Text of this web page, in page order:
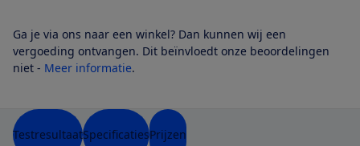
Ga je via ons naar een winkel? Dan kunnen wij een
vergoeding ontvangen. Dit beïnvloedt onze beoordelingen
niet - Meer informatie.
TestresultaatSpecificatiesPrijzen